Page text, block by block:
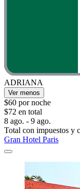
ADRIANA
Ver menos
$60 por noche
$72 en total
8 ago. - 9 ago.
Total con impuestos y
Gran Hotel Paris